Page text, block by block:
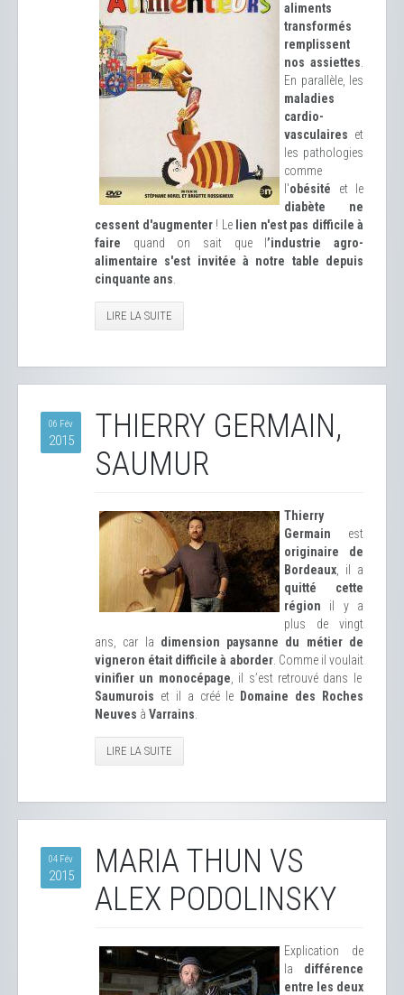
aliments
transformés
remplissent
nos assiettes
En parallèle, les
maladies
cardio-
vasculaires et
les pathologies
comme
l'obésité et le
diabète ne
cessent d'augmenter! Le lien n'est pas difficile à
faire quand on sait que l’industrie agro-
alimentaire s'est invitée à notre table depuis
cinquante ans
LIRE LA SUITE
06 Fév
2015
THIERRY GERMAIN,
SAUMUR
Thierry
Germain est
originaire de
Bordeaux , il a
quitté cette
région il y a
plus de vingt
ans, car la dimension paysanne du métier de
vigneron était difficile à aborder. Comme il voulait
vinifier un monocépage , il s’est retrouvé dans le
Saumurois et il a créé le Domaine des Roches
Neuves à Varrains
LIRE LA SUITE
04 Fév
2015
MARIA THUN VS
ALEX PODOLINSKY
Explication de
la différence
entre les deux